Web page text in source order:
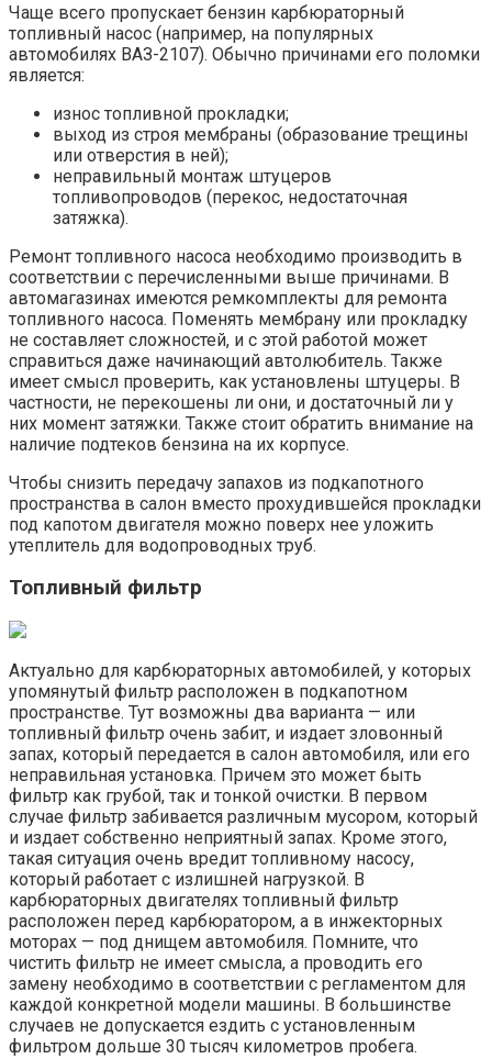
Чаще всего пропускает бензин карбюраторный
топливный насос (например, на популярных
автомобилях ВАЗ-2107). Обычно причинами его поломки
является:
износ топливной прокладки;
выход из строя мембраны (образование трещины
или отверстия в ней);
неправильный монтаж штуцеров
топливопроводов (перекос, недостаточная
затяжка).
Ремонт топливного насоса необходимо производить в
соответствии с перечисленными выше причинами. В
автомагазинах имеются ремкомплекты для ремонта
топливного насоса. Поменять мембрану или прокладку
не составляет сложностей, и с этой работой может
справиться даже начинающий автолюбитель. Также
имеет смысл проверить, как установлены штуцеры. В
частности, не перекошены ли они, и достаточный ли у
них момент затяжки. Также стоит обратить внимание на
наличие подтеков бензина на их корпусе.
Чтобы снизить передачу запахов из подкапотного
пространства в салон вместо прохудившейся прокладки
под капотом двигателя можно поверх нее уложить
утеплитель для водопроводных труб.
Топливный фильтр
Актуально для карбюраторных автомобилей, у которых
упомянутый фильтр расположен в подкапотном
пространстве. Тут возможны два варианта — или
топливный фильтр очень забит, и издает зловонный
запах, который передается в салон автомобиля, или его
неправильная установка. Причем это может быть
фильтр как грубой, так и тонкой очистки. В первом
случае фильтр забивается различным мусором, который
и издает собственно неприятный запах. Кроме этого,
такая ситуация очень вредит топливному насосу,
который работает с излишней нагрузкой. В
карбюраторных двигателях топливный фильтр
расположен перед карбюратором, а в инжекторных
моторах — под днищем автомобиля. Помните, что
чистить фильтр не имеет смысла, а проводить его
замену необходимо в соответствии с регламентом для
каждой конкретной модели машины. В большинстве
случаев не допускается ездить с установленным
фильтром дольше 30 тысяч километров пробега.